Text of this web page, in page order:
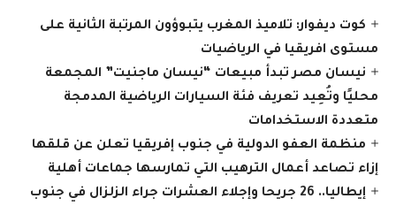
كوت ديفوار: تلاميذ المغرب يتبوؤون المرتبة الثانية على
مستوى افريقيا في الرياضيات
نيسان مصر تبدأ مبيعات “نيسان ماجنيت” المجمعة
محليًا وتُعِيد تعريف فئة السيارات الرياضية المدمجة
متعددة الاستخدامات
منظمة العفو الدولية في جنوب إفريقيا تعلن عن قلقها
إزاء تصاعد أعمال الترهيب التي تمارسها جماعات أهلية
إيطاليا.. 26 جريحا وإجلاء العشرات جراء الزلزال في جنوب